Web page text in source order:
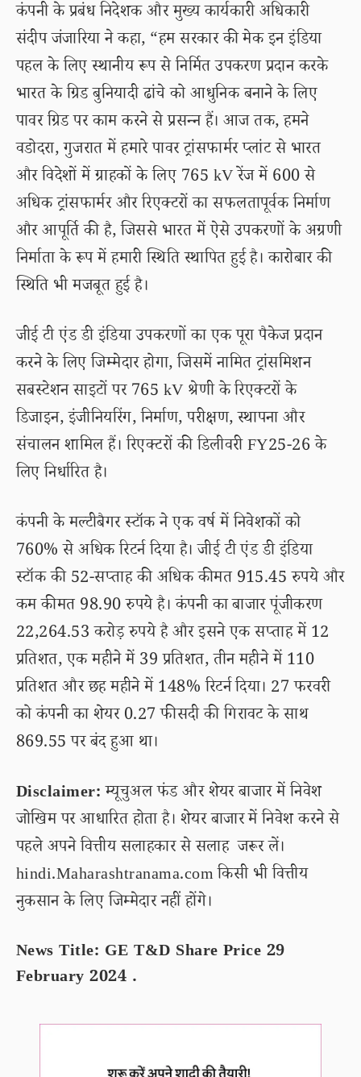
कंपनी के प्रबंध निदेशक और मुख्य कार्यकारी अधिकारी
संदीप जंजारिया ने कहा, “हम सरकार की मेक इन इंडिया
पहल के लिए स्थानीय रूप से निर्मित उपकरण प्रदान करके
भारत के ग्रिड बुनियादी ढांचे को आधुनिक बनाने के लिए
पावर ग्रिड पर काम करने से प्रसन्न हैं। आज तक, हमने
वडोदरा, गुजरात में हमारे पावर ट्रांसफार्मर प्लांट से भारत
और विदेशों में ग्राहकों के लिए 765 kV रेंज में 600 से
अधिक ट्रांसफार्मर और रिएक्टरों का सफलतापूर्वक निर्माण
और आपूर्ति की है, जिससे भारत में ऐसे उपकरणों के अग्रणी
निर्माता के रूप में हमारी स्थिति स्थापित हुई है। कारोबार की
स्थिति भी मजबूत हुई है।
जीई टी एंड डी इंडिया उपकरणों का एक पूरा पैकेज प्रदान
करने के लिए जिम्मेदार होगा, जिसमें नामित ट्रांसमिशन
सबस्टेशन साइटों पर 765 kV श्रेणी के रिएक्टरों के
डिजाइन, इंजीनियरिंग, निर्माण, परीक्षण, स्थापना और
संचालन शामिल हैं। रिएक्टरों की डिलीवरी FY25-26 के
लिए निर्धारित है।
कंपनी के मल्टीबैगर स्टॉक ने एक वर्ष में निवेशकों को
760% से अधिक रिटर्न दिया है। जीई टी एंड डी इंडिया
स्टॉक की 52-सप्ताह की अधिक कीमत 915.45 रुपये और
कम कीमत 98.90 रुपये है। कंपनी का बाजार पूंजीकरण
22,264.53 करोड़ रुपये है और इसने एक सप्ताह में 12
प्रतिशत, एक महीने में 39 प्रतिशत, तीन महीने में 110
प्रतिशत और छह महीने में 148% रिटर्न दिया। 27 फरवरी
को कंपनी का शेयर 0.27 फीसदी की गिरावट के साथ
869.55 पर बंद हुआ था।
Disclaimer:म्यूचुअल फंड और शेयर बाजार में निवेश
जोखिम पर आधारित होता है। शेयर बाजार में निवेश करने से
पहले अपने वित्तीय सलाहकार से सलाह जरूर लें।
hindi.Maharashtranama.com किसी भी वित्तीय
नुकसान के लिए जिम्मेदार नहीं होंगे।
News Title: GE T&D Share Price 29
February 2024 .